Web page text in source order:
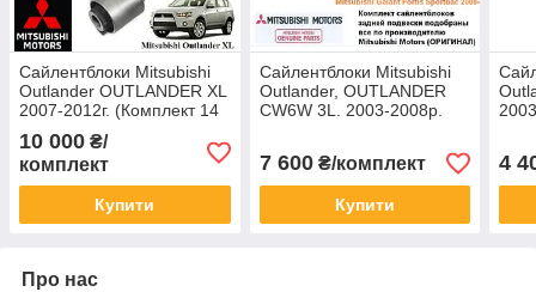
Сайлентблоки Mitsubishi
Outlander OUTLANDER XL
2007-2012г. (Комплект 14
Mitsubishi
10 000 ₴/
комплект
Купити
Сайлентблоки Mitsubishi
Outlander, OUTLANDER
CW6W 3L. 2003-2008р.
7 600₴/комплект
Купити
4
Про нас